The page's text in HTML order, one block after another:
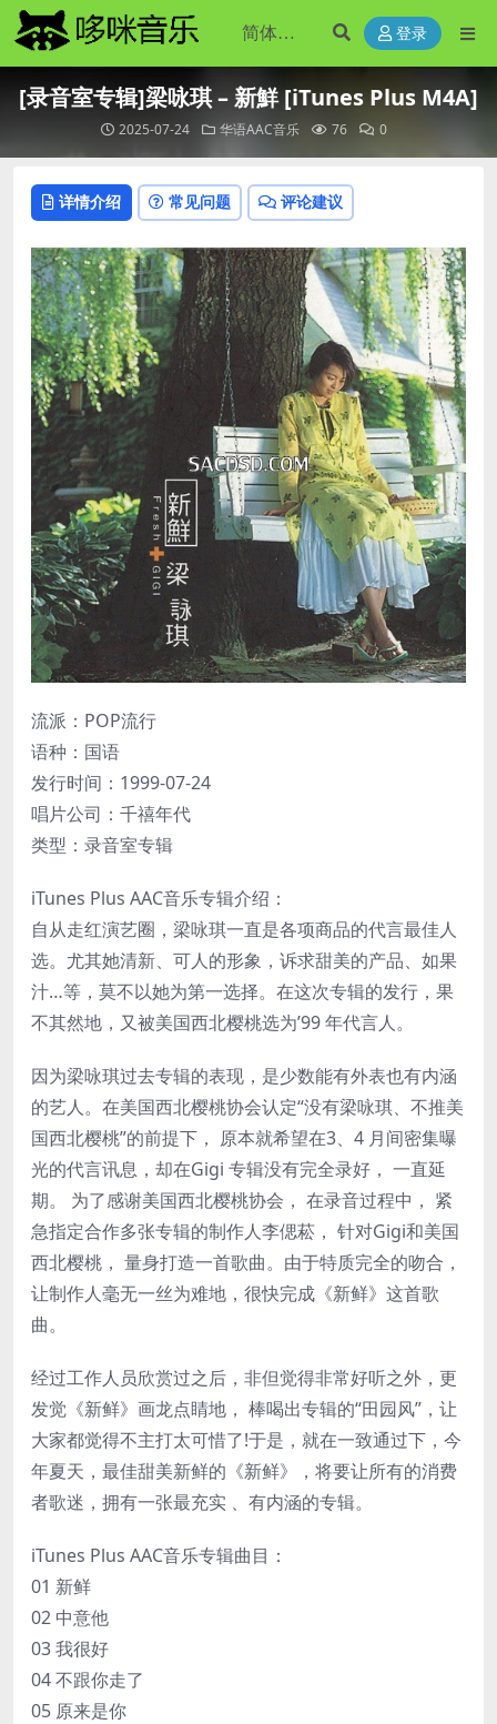
登录
[录音室专辑]梁咏琪 – 新鮮 [iTunes Plus M4A]
2025-07-24 华语AAC音乐 76 0
详情介绍 常见问题 评论建议
流派：POP流行
语种：国语
发行时间：1999-07-24
唱片公司：千禧年代
类型：录音室专辑
iTunes Plus AAC音乐专辑介绍：
自从走红演艺圈，梁咏琪一直是各项商品的代言最佳人
选。尤其她清新、可人的形象，诉求甜美的产品、如果
汁…等，莫不以她为第一选择。在这次专辑的发行，果
不其然地，又被美国西北樱桃选为’99 年代言人。
因为梁咏琪过去专辑的表现，是少数能有外表也有内涵
的艺人。在美国西北樱桃协会认定“没有梁咏琪、不推美
国西北樱桃”的前提下， 原本就希望在3、4 月间密集曝
光的代言讯息，却在Gigi 专辑没有完全录好， 一直延
期。 为了感谢美国西北樱桃协会， 在录音过程中， 紧
急指定合作多张专辑的制作人李偲菘， 针对Gigi和美国
西北樱桃， 量身打造一首歌曲。由于特质完全的吻合，
让制作人毫无一丝为难地，很快完成《新鲜》这首歌
曲。
经过工作人员欣赏过之后，非但觉得非常好听之外，更
发觉《新鲜》画龙点睛地， 棒喝出专辑的“田园风”，让
大家都觉得不主打太可惜了!于是，就在一致通过下，今
年夏天，最佳甜美新鲜的《新鲜》，将要让所有的消费
者歌迷，拥有一张最充实 、有内涵的专辑。
iTunes Plus AAC音乐专辑曲目：
01 新鲜
02 中意他
03 我很好
04 不跟你走了
05 原来是你